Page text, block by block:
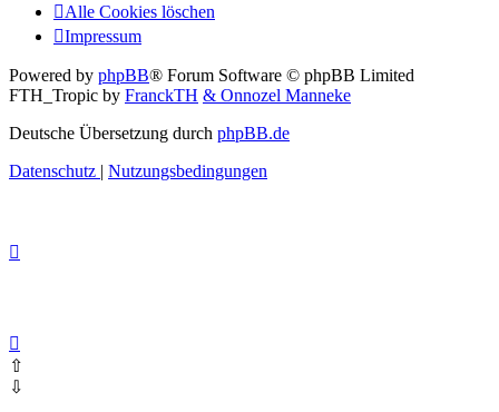
Alle Cookies löschen
Impressum
Powered by phpBB® Forum Software © phpBB Limited
FTH_Tropic by FranckTH & Onnozel Manneke
Deutsche Übersetzung durch phpBB.de
Datenschutz | Nutzungsbedingungen
⇧
⇩